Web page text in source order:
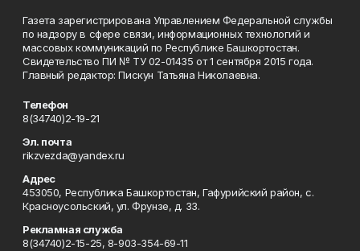
Газета зарегистрирована Управлением Федеральной службы
по надзору в сфере связи, информационных технологий и
массовых коммуникаций по Республике Башкортостан.
Свидетельство ПИ № ТУ 02-01435 от 1 сентября 2015 года.
Главный редактор: Пискун Татьяна Николаевна.
Телефон
8(34740)2-19-21
Эл. почта
rikzvezda@yandex.ru
Адрес
453050, Республика Башкортостан, Гафурийский район, с.
Красноусольский, ул. Фрунзе, д. 33.
Рекламная служба
8(34740)2-15-25, 8-903-354-69-11